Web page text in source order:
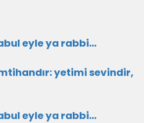
eyle ya rabbi...
yetimi sevindir,
eyle ya rabbi...